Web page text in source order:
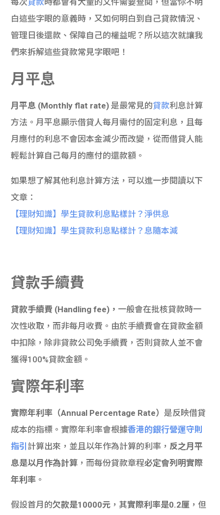
每次貸款時都會有大量的文件需要查閱，但當你不明
白這些字眼的意義時，又如何明白到自己貸款情況、
管理日後還款、保障自己的權益呢？所以這次就讓我
們來拆解這些貸款常見字眼吧！
月平息
月平息 (Monthly flat rate) 是最常見的貸款利息計算
方法。月平息顯示借貸人每月需付的固定利息，且每
月應付的利息不會因本金減少而改變，從而借貸人能
輕鬆計算自己每月的應付的還款額。
如果想了解其他利息計算方法，可以進一步閱讀以下
文章：
【理財知識】學生貸款利息點樣計？淨供息
【理財知識】學生貸款利息點樣計？息隨本減
貸款手續費
貸款手續費 (Handling fee)， 一般會在批核貸款時一
次性收取，而非每月收費。由於手續費會在貸款金額
中扣除，除非貸款公司免手續費，否則貸款人並不會
獲得100%貸款金額。
實際年利率
實際年利率（Annual Percentage Rate）是反映借貸
成本的指標。實際年利率會根據香港的銀行營運守則
指引 計算出來，並且以年作為計算的利率， 反之月平
息是以月作為計算 ，而每份貸款章程必定會列明實際
年利率 。
假設首月的欠款是10000元 ，其實際利率是0.2厘 ，但